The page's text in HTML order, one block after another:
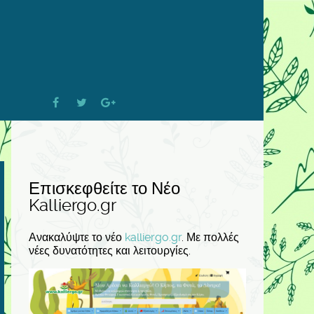
Επισκεφθείτε το Νέο
Kalliergo.gr
Ανακαλύψτε το νέο kalliergo.gr. Με πολλές
νέες δυνατότητες και λειτουργίες.